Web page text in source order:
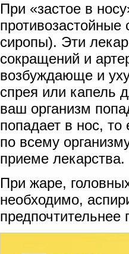
При «застое в
сиропы). Эти
сокращений и
возбуждающе и
спрея или капель
ваш организм
попадает в нос, то
по всему
приеме лекарства.
При жаре,
необходимо,
предпочтительнее